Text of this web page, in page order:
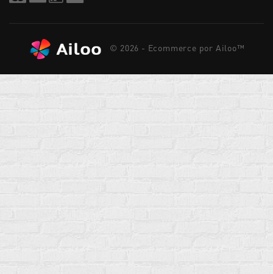
© 2026 - Ecommerce por Ailoo™